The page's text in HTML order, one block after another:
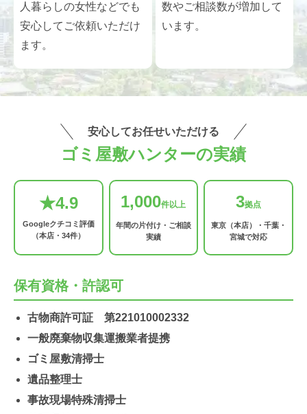
人暮らしの女性などでも
安心してご依頼いただけ
ます。
数やご相談数が増加して
います。
安心してお任せいただける
ゴミ屋敷ハンターの実績
★4.9
Googleクチコミ評価
（本店・34件）
1,000件以上
年間の片付け・ご相談
実績
3拠点
東京（本店）・千葉・
宮城で対応
保有資格・許認可
古物商許可証 第221010002332
一般廃棄物収集運搬業者提携
ゴミ屋敷清掃士
遺品整理士
事故現場特殊清掃士